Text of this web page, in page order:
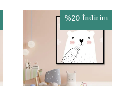
%20 İndirim